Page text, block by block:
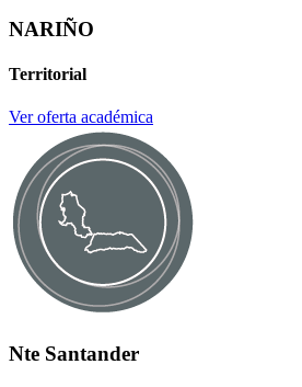
NARIÑO
Territorial
Ver oferta académica
Nte Santander